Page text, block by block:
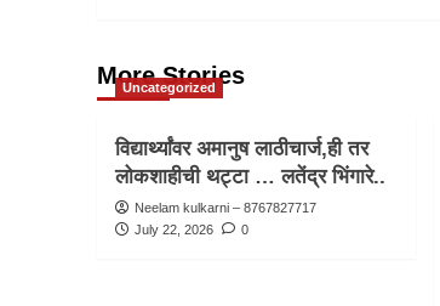
More Stories
Uncategorized
विद्यार्थ्यांवर अमानुष लाठीचार्ज,ही तर
लोकशाहीची थट्टा … लतेंद्र भिंगारे..
Neelam kulkarni – 8767827717
July 22, 2026
0